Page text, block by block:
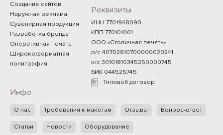
Создание сайтов
Наружная реклама
Сувенирная продукция
Разработка бренда
Оперативная печать
Широкоформатная
полиграфия
Реквизиты
ИНН 7701948090
КПП 770101001
ООО «Столичная печать»
р/с 40702810700000020241
к/с 30101810345250000745
БИК 044525745
Типовой договор
Инфо
О нас Требования к макетам Отзывы Вопрос-ответ
Статьи Новости Оборудование